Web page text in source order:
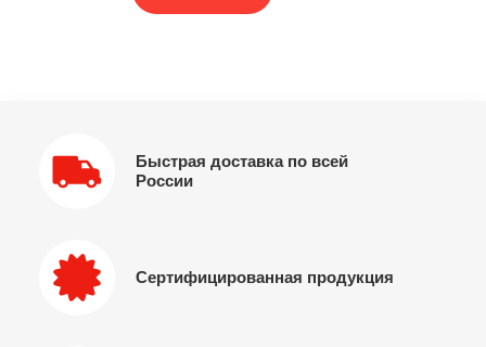
Быстрая доставка по всей
России
Сертифицированная продукция